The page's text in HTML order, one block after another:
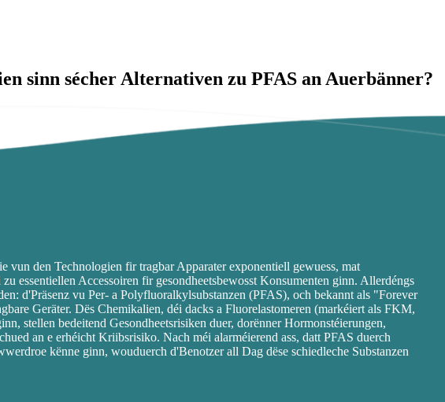
sinn sécher Alternativen zu PFAS an Auerbänner?
vun den Technologien fir tragbar Apparater exponentiell gewuess, mat
zu essentiellen Accessoiren fir gesondheetsbewosst Konsumenten ginn. Allerdéngs
d'Präsenz vu Per- a Polyfluoralkylsubstanzen (PFAS), och bekannt als "Forever
Geräter. Dës Chemikalien, déi dacks a Fluorelastomeren (markéiert als FKM,
stellen bedeitend Gesondheetsrisiken duer, dorënner Hormonstéierungen,
an e erhéicht Kriibsrisiko. Nach méi alarméierend ass, datt PFAS duerch
kënne ginn, wouduerch d'Benotzer all Dag dëse schiedleche Substanzen